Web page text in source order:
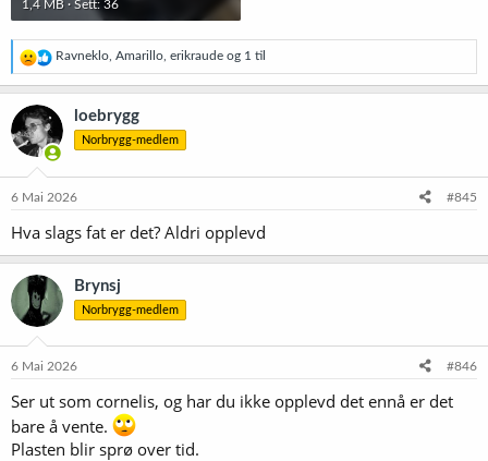
1,4 MB · Sett: 36
R
e
a
j
o
n
e
:
Ravneklo Amarillo erikraude og 1 til
loebrygg
Norbrygg-medlem
6 Mai 2026 #845
Hva slags fat er det? Aldri opplevd
Brynsj
Norbrygg-medlem
6 Mai 2026 #846
Ser ut som cornelis, og har du ikke opplevd det ennå er det
bare å vente.
Plasten blir sprø over tid.